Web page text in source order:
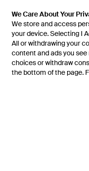
We Care About Your
We store and access
your device. Selecting I
All or withdrawing your
content and ads you
choices or withdraw
the bottom of the page.